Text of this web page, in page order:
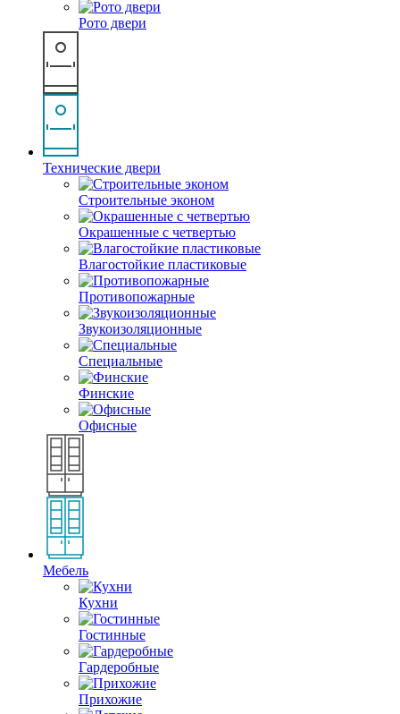
Рото двери
Технические двери
Строительные эконом
Окрашенные с четвертью
Влагостойкие пластиковые
Противопожарные
Звукоизоляционные
Специальные
Финские
Офисные
Мебель
Кухни
Гостинные
Гардеробные
Прихожие